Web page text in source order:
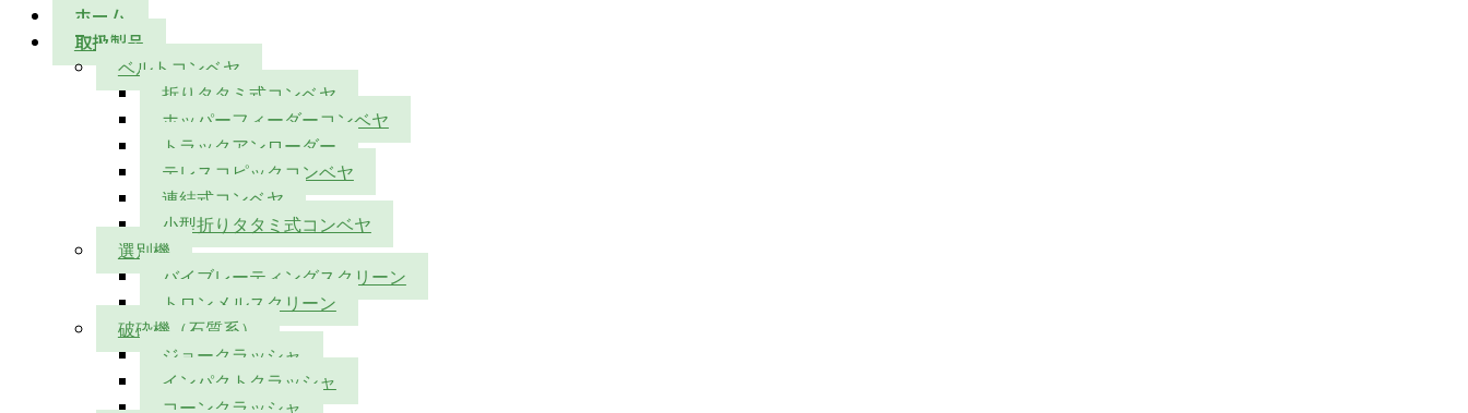
ホーム
取扱製品
ベルトコンベヤ
折りタタミ式コンベヤ
ホッパーフィーダーコンベヤ
トラックアンローダー
テレスコピックコンベヤ
連結式コンベヤ
小型折りタタミ式コンベヤ
選別機
バイブレーティングスクリーン
トロンメルスクリーン
破砕機（石質系）
ジョークラッシャ
インパクトクラッシャ
コーンクラッシャ